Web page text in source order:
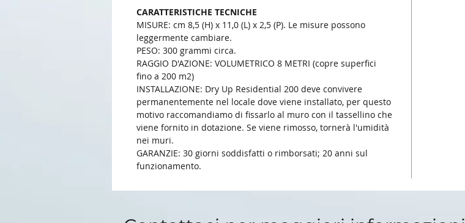
CARATTERISTICHE TECNICHE
MISURE: cm 8,5 (H) x 11,0 (L) x 2,5 (P). Le misure possono
leggermente cambiare.
PESO: 300 grammi circa.
RAGGIO D'AZIONE: VOLUMETRICO 8 METRI (copre superfici
fino a 200 m2)
INSTALLAZIONE: Dry Up Residential 200 deve convivere
permanentemente nel locale dove viene installato, per questo
motivo raccomandiamo di fissarlo al muro con il tassellino che
viene fornito in dotazione. Se viene rimosso, tornerà l'umidità
nei muri.
GARANZIE: 30 giorni soddisfatti o rimborsati; 20 anni sul
funzionamento.